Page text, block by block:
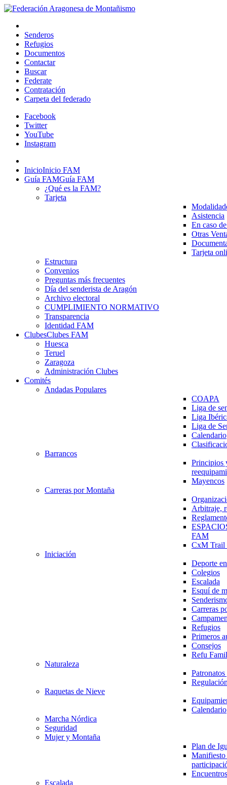
Senderos
Refugios
Documentos
Contactar
Buscar
Federate
Contratación
Carpeta del federado
Facebook
Twitter
YouTube
Instagram
InicioInicio FAM
Guía FAMGuía FAM
¿Qué es la FAM?
Tarjeta
Asistencia
En caso
Otras
Tarjeta
Estructura
Convenios
Preguntas más frecuentes
Día del senderista de Aragón
Archivo electoral
CUMPLIMIENTO NORMATIVO
Transparencia
Identidad FAM
ClubesClubes FAM
Huesca
Teruel
Zaragoza
Administración Clubes
Comités
Andadas Populares
COAPA
Liga de
Liga
Liga de
Calendario
Barrancos
Principios
Mayencos
Carreras por Montaña
Arbitraje,
FAM
CxM
Iniciación
Deporte
Colegios
Escalada
Esquí de
Carreras
Refugios
Primeros
Consejos
Refu
Naturaleza
Raquetas de Nieve
Calendario
Marcha Nórdica
Seguridad
Mujer y Montaña
Plan de
Escalada